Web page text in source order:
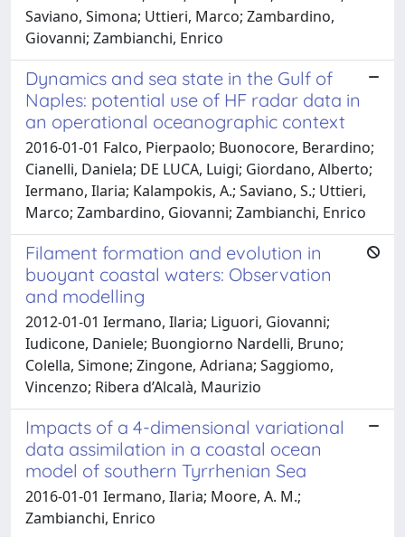
Saviano, Simona; Uttieri, Marco; Zambardino,
Giovanni; Zambianchi, Enrico
Dynamics and sea state in the Gulf of
Naples: potential use of HF radar data in
an operational oceanographic context
2016-01-01 Falco, Pierpaolo; Buonocore, Berardino;
Cianelli, Daniela; DE LUCA, Luigi; Giordano, Alberto;
Iermano, Ilaria; Kalampokis, A.; Saviano, S.; Uttieri,
Marco; Zambardino, Giovanni; Zambianchi, Enrico
Filament formation and evolution in
buoyant coastal waters: Observation
and modelling
2012-01-01 Iermano, Ilaria; Liguori, Giovanni;
Iudicone, Daniele; Buongiorno Nardelli, Bruno;
Colella, Simone; Zingone, Adriana; Saggiomo,
Vincenzo; Ribera d’Alcalà, Maurizio
Impacts of a 4-dimensional variational
data assimilation in a coastal ocean
model of southern Tyrrhenian Sea
2016-01-01 Iermano, Ilaria; Moore, A. M.;
Zambianchi, Enrico